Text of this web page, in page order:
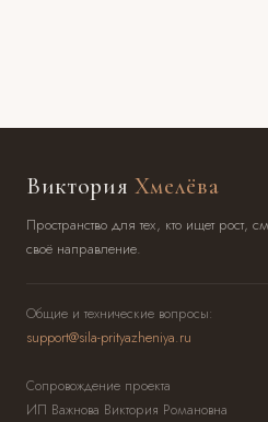
Виктория Хмелёва
Пространство для тех, кто ищет рост,
своё направление.
Общие и технические вопросы:
support@sila-prityazheniya.ru
Сопровождение проекта
ИП Важнова Виктория Романовна